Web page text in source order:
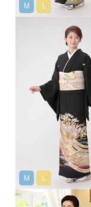
M L
M L